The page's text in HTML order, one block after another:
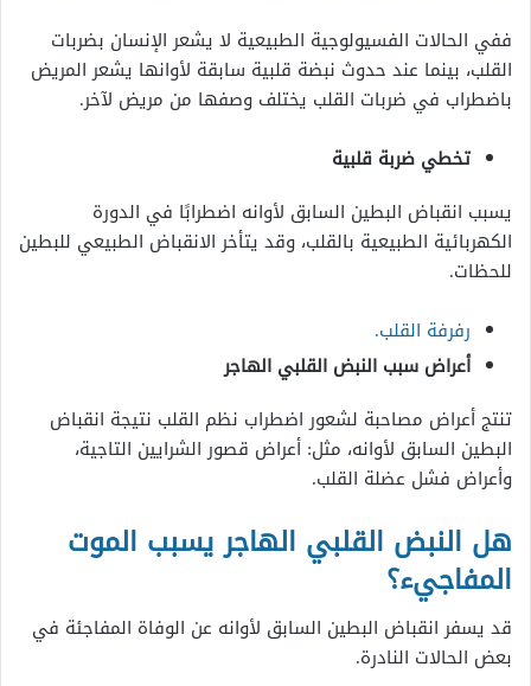
ففي الحالات الفسيولوجية الطبيعية لا يشعر الإنسان بضربات
القلب، بينما عند حدوث نبضة قلبية سابقة لأوانها يشعر المريض
باضطراب في ضربات القلب يختلف وصفها من مريض لآخر.
تخطي ضربة قلبية
يسبب انقباض البطين السابق لأوانه اضطرابًا في الدورة
الكهربائية الطبيعية بالقلب، وقد يتأخر الانقباض الطبيعي للبطين
للحظات.
رفرفة القلب.
أعراض سبب النبض القلبي الهاجر
تنتج أعراض مصاحبة لشعور اضطراب نظم القلب نتيجة انقباض
البطين السابق لأوانه، مثل: أعراض قصور الشرايين التاجية،
وأعراض فشل عضلة القلب.
هل النبض القلبي الهاجر يسبب الموت
المفاجيء؟
قد يسفر انقباض البطين السابق لأوانه عن الوفاة المفاجئة في
بعض الحالات النادرة.